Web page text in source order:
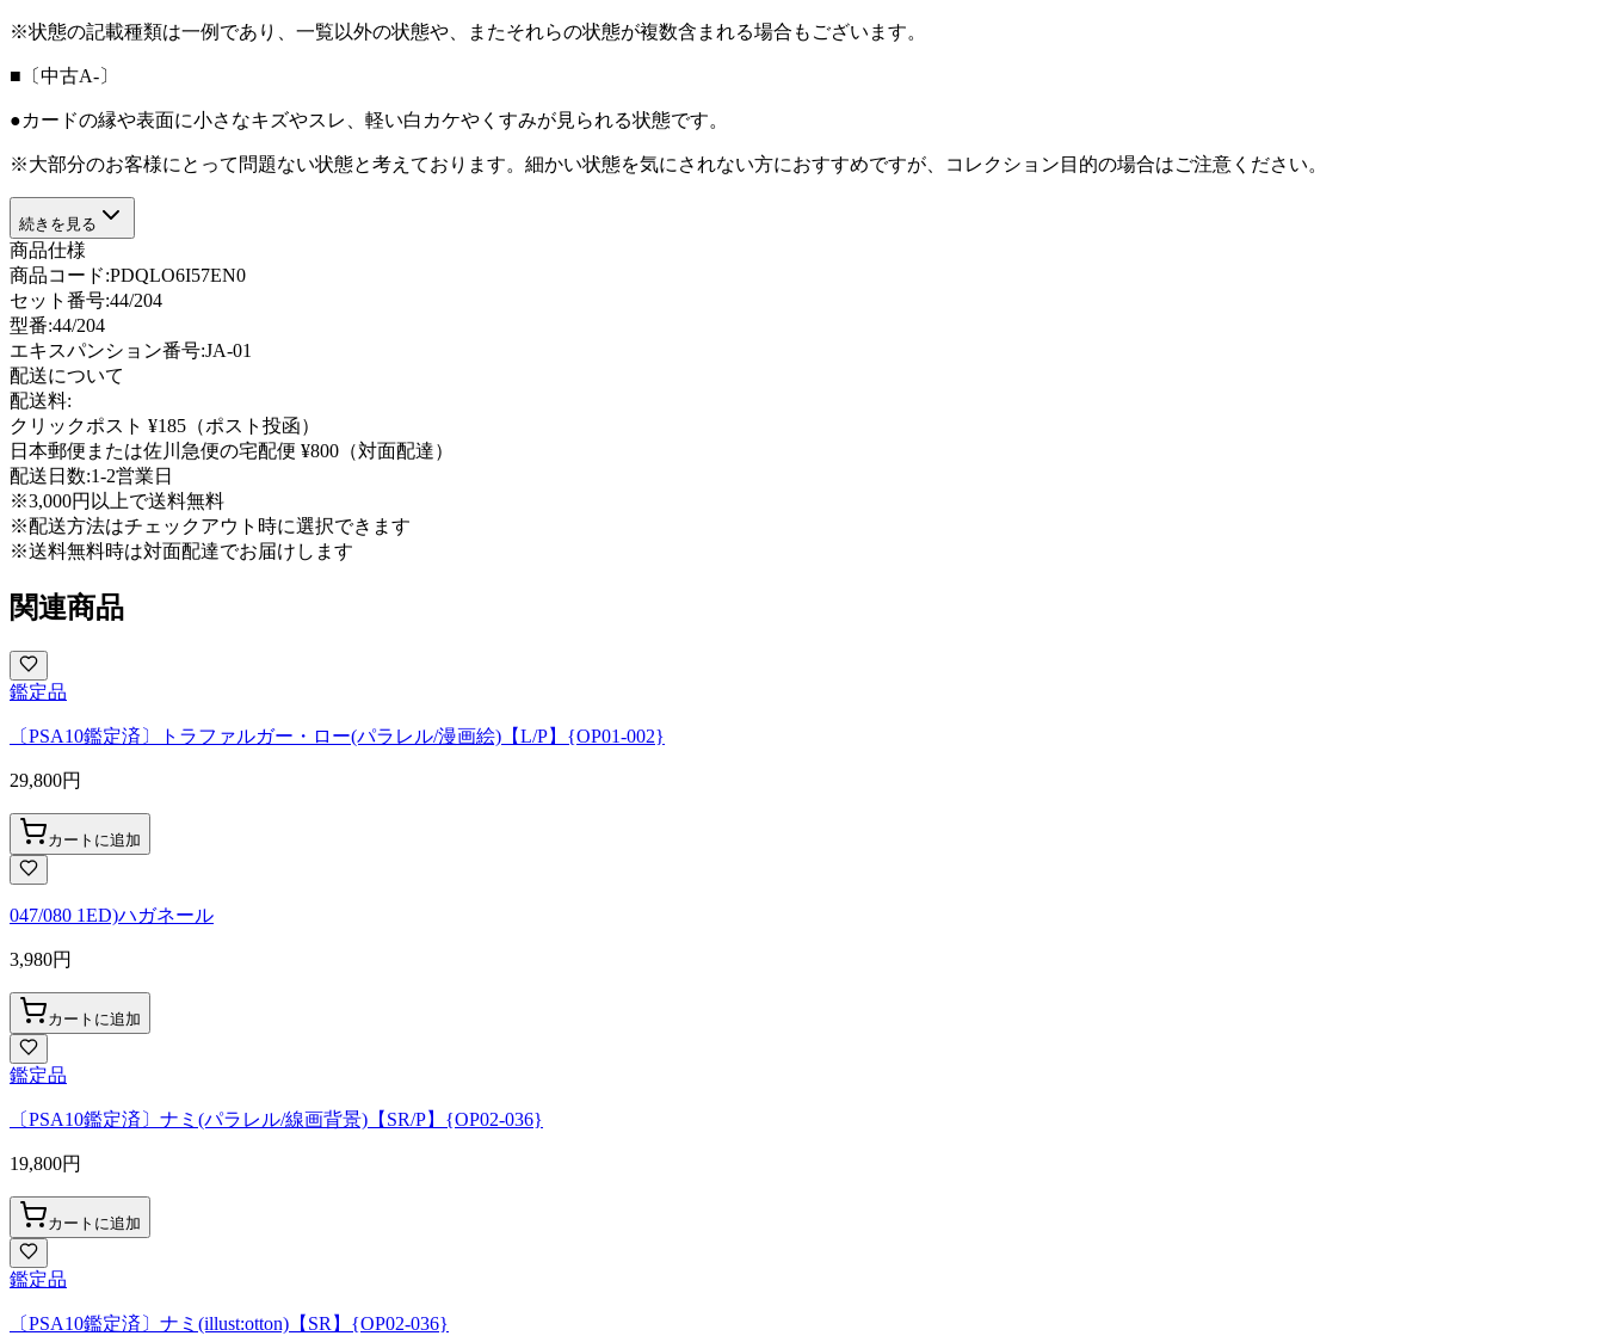
※状態の記載種類は一例であり、一覧以外の状態や、またそれらの状態が複数含まれる場合もございます。
■〔中古A-〕
●カードの縁や表面に小さなキズやスレ、軽い白カケやくすみが見られる状態です。
※大部分のお客様にとって問題ない状態と考えております。細かい状態を気にされない方におすすめですが、コレクション目的の場合はご注意ください。
続きを見る
商品仕様
商品コード:PDQLO6I57EN0
セット番号:44/204
型番:44/204
エキスパンション番号:JA-01
配送について
配送料:
クリックポスト ¥185（ポスト投函）
日本郵便または佐川急便の宅配便 ¥800（対面配達）
配送日数:1-2営業日
※3,000円以上で送料無料
※配送方法はチェックアウト時に選択できます
※送料無料時は対面配達でお届けします
関連商品
鑑定品
〔PSA10鑑定済〕トラファルガー・ロー(パラレル/漫画絵)【L/P】{OP01-002}
29,800円
カートに追加
047/080 1ED)ハガネール
3,980円
カートに追加
鑑定品
〔PSA10鑑定済〕ナミ(パラレル/線画背景)【SR/P】{OP02-036}
19,800円
カートに追加
鑑定品
〔PSA10鑑定済〕ナミ(illust:otton)【SR】{OP02-036}